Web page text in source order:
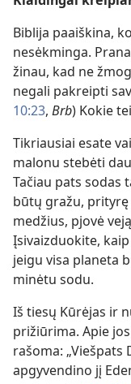
Biblija paaiškina,
nesėkminga.
žinau, kad ne
negali pakreipti
10:23, Brb) Kokie
Tikriausiai esate
malonu stebėti
Tačiau pats sodas
būtų gražu,
medžius, pjovė
Įsivaizduokite,
jeigu visa planeta
minėtu sodu.
Iš tiesų Kūrėjas ir
prižiūrima. Apie
rašoma: „Viešpats
apgyvendino jį